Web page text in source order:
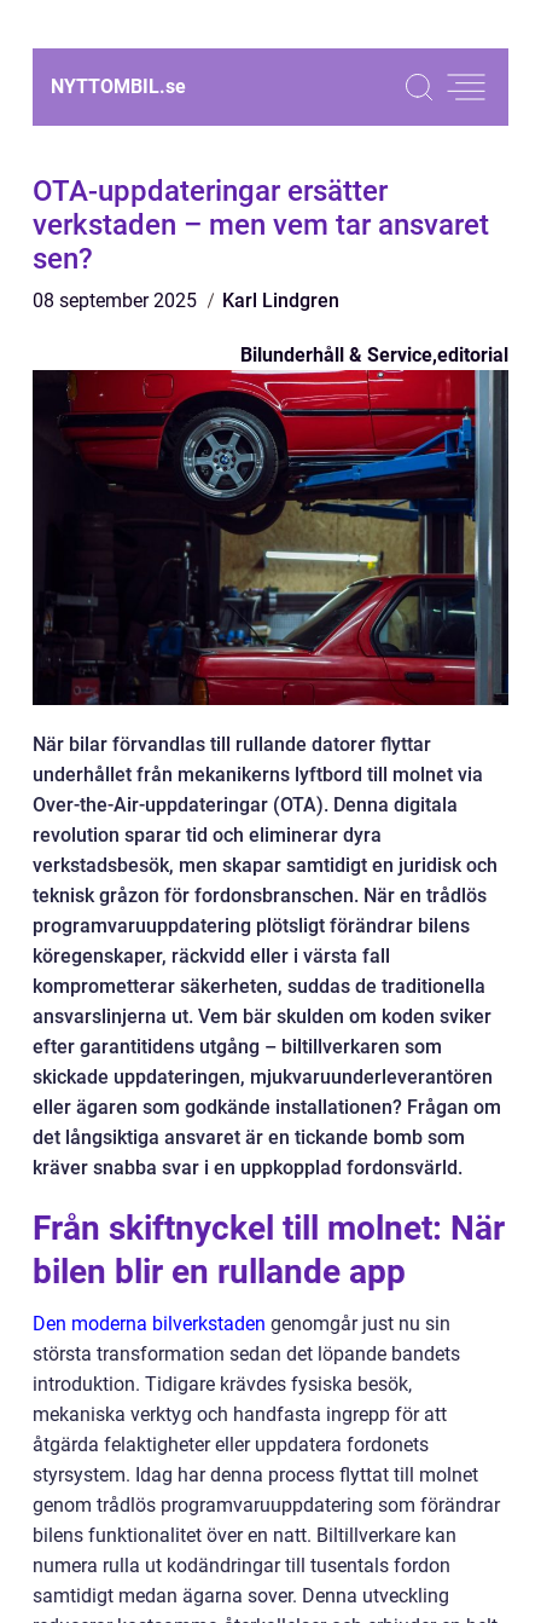
NYTTOMBIL.se
OTA-uppdateringar ersätter
verkstaden – men vem tar ansvaret
sen?
08 september 2025 Karl Lindgren
Bilunderhåll & Service,editorial
När bilar förvandlas till rullande datorer flyttar
underhållet från mekanikerns lyftbord till molnet via
Over-the-Air-uppdateringar (OTA). Denna digitala
revolution sparar tid och eliminerar dyra
verkstadsbesök, men skapar samtidigt en juridisk och
teknisk gråzon för fordonsbranschen. När en trådlös
programvaruuppdatering plötsligt förändrar bilens
köregenskaper, räckvidd eller i värsta fall
komprometterar säkerheten, suddas de traditionella
ansvarslinjerna ut. Vem bär skulden om koden sviker
efter garantitidens utgång – biltillverkaren som
skickade uppdateringen, mjukvaruunderleverantören
eller ägaren som godkände installationen? Frågan om
det långsiktiga ansvaret är en tickande bomb som
kräver snabba svar i en uppkopplad fordonsvärld.
Från skiftnyckel till molnet: När
bilen blir en rullande app
Den moderna bilverkstaden genomgår just nu sin
största transformation sedan det löpande bandets
introduktion. Tidigare krävdes fysiska besök,
mekaniska verktyg och handfasta ingrepp för att
åtgärda felaktigheter eller uppdatera fordonets
styrsystem. Idag har denna process flyttat till molnet
genom trådlös programvaruuppdatering som förändrar
bilens funktionalitet över en natt. Biltillverkare kan
numera rulla ut kodändringar till tusentals fordon
samtidigt medan ägarna sover. Denna utveckling